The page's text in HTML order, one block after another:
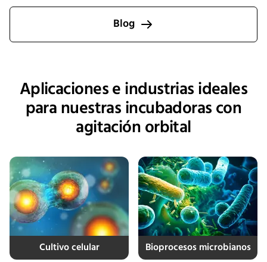
laboratories maintain consistent air quality throughout
incubation. By providing continuous air purification and
measurable performance, INFORS HT supports reliable
on track.
Blog
Aplicaciones e industrias ideales
para nuestras incubadoras con
agitación orbital
Cultivo celular Bioprocesos microbianos